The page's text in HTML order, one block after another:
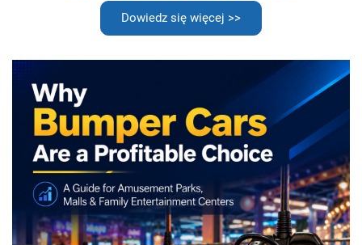
po podwojenie
przychodów
Dowiedz się więcej >>